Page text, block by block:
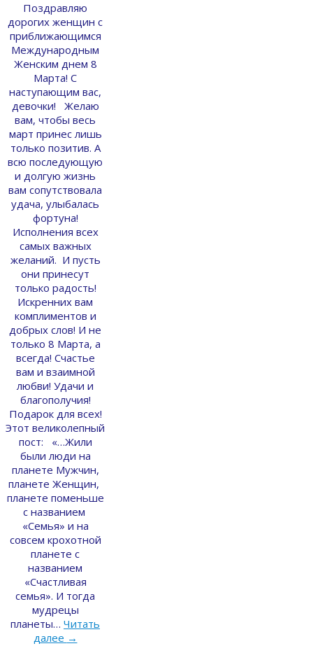
Поздравляю
дорогих женщин с
приближающимся
Международным
Женским днем 8
Марта! С
наступающим вас,
девочки! Желаю
вам, чтобы весь
март принес лишь
только позитив. А
всю последующую
и долгую жизнь
вам сопутствовала
удача, улыбалась
фортуна!
Исполнения всех
самых важных
желаний. И пусть
они принесут
только радость!
Искренних вам
комплиментов и
добрых слов! И не
только 8 Марта, а
всегда! Счастье
вам и взаимной
любви! Удачи и
благополучия!
Подарок для всех!
Этот великолепный
пост: «…Жили
были люди на
планете Мужчин,
планете Женщин,
планете поменьше
с названием
«Семья» и на
совсем крохотной
планете с
названием
«Счастливая
семья». И тогда
мудрецы
планеты… Читать
далее →